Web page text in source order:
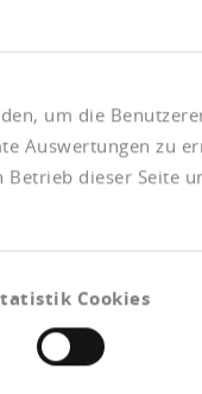
um die
Auswertungen zu
dieser Seite
Cookies
damit
vielfältige
(in Form einer